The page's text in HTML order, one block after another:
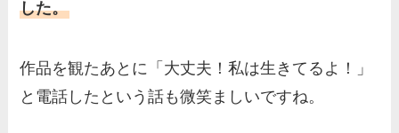
した。
作品を観たあとに「大丈夫！私は生きてるよ！」
と電話したという話も微笑ましいですね。